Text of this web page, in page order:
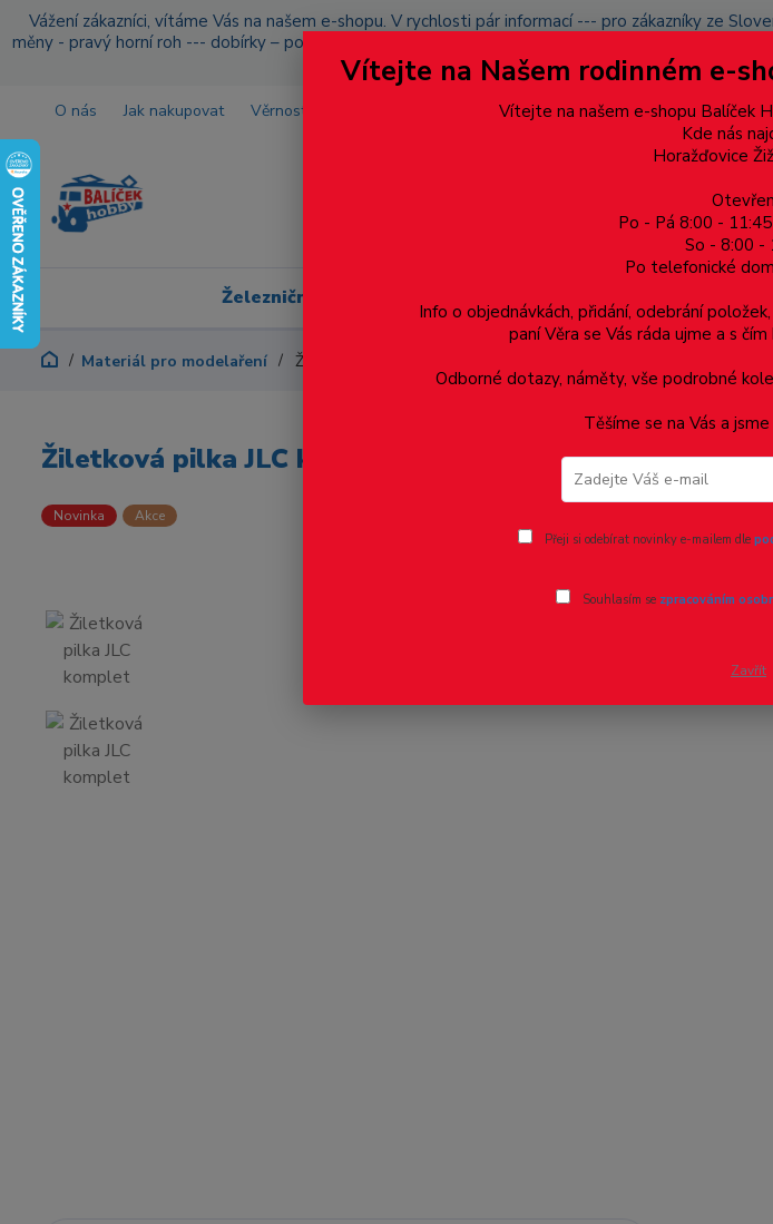
Vážení zákazníci, vítáme Vás na našem e-shopu. V rychlosti pár informací --- pro zákazníky ze
měny - pravý horní roh --- dobírky – pokud si z nějakého důvodu zásilku nevyzvednete, bude po
přidán na blacklist a rušeny
O nás Jak nakupovat Věrnostní program Doprava a platba Více
Železniční modelářství Dárkové poukazy,
Materiál pro modelaření Žiletková pilka JLC komplet
Žiletková pilka JLC komplet
Novinka Akce
- 7 %
Vítejte na Našem rodinném e-
Vítejte na našem e-shopu Balíček
Kde nás
Horažďovice
Po - Pá 8:00 -
So - 8:00 -
Po telefonické
Info o objednávkách, přidání, odebrání
paní Věra se Vás ráda ujme a s
Odborné dotazy, náměty, vše podrobné
Těšíme se na Vás a
Přeji si odebírat novinky e-mailem dle
Souhlasím se zpracováním
Zavřít